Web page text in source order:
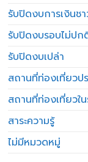
รับปิดงบการเงินช
รับปิดงบรอบไม่ปก
รับปิดงบเปล่า
สถานที่ท่องเที่ยวป
สถานที่ท่องเที่ยวใ
สาระความรู้
ไม่มีหมวดหมู่